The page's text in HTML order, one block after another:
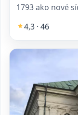
1793 ako nové
4,3 · 46